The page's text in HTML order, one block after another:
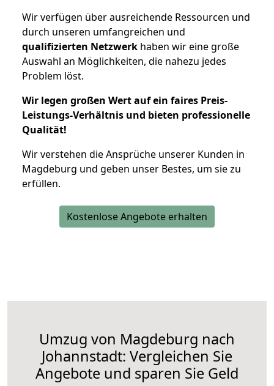
Wir verfügen über ausreichende Ressourcen und
durch unseren umfangreichen und
qualifizierten Netzwerk haben wir eine große
Auswahl an Möglichkeiten, die nahezu jedes
Problem löst.
Wir legen großen Wert auf ein faires Preis-
Leistungs-Verhältnis und bieten professionelle
Qualität!
Wir verstehen die Ansprüche unserer Kunden in
Magdeburg und geben unser Bestes, um sie zu
erfüllen.
Kostenlose Angebote erhalten
Umzug von Magdeburg nach
Johannstadt: Vergleichen Sie
Angebote und sparen Sie Geld